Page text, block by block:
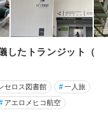
したトランジット（
セロス図書館 #一人旅
アエロメヒコ航空